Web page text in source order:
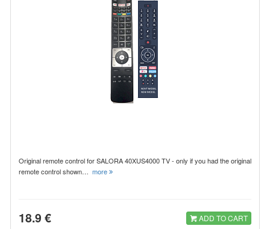
Original remote control for SALORA 40XUS4000 TV - only if you had the original
remote control shown… more
18.9 € ADD TO CART